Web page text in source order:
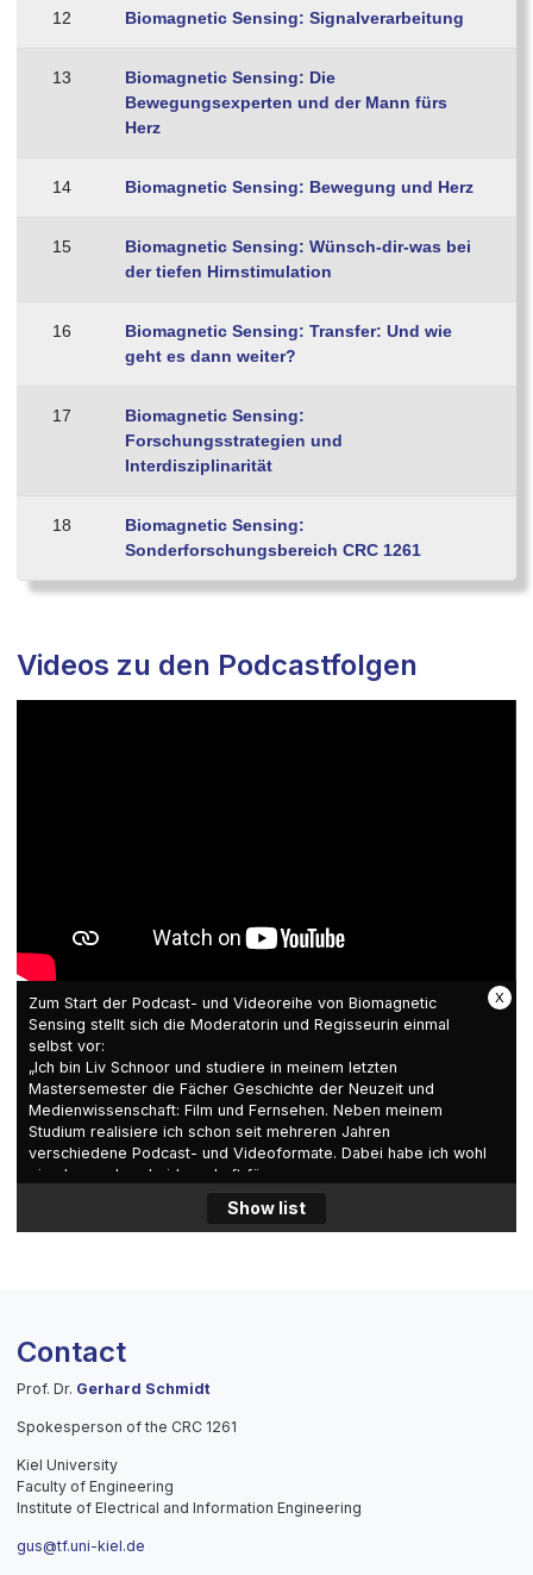
12 Biomagnetic Sensing: Signalverarbeitung
13
Biomagnetic Sensing: Die
Bewegungsexperten und der Mann fürs
Herz
14 Biomagnetic Sensing: Bewegung und Herz
15
Biomagnetic Sensing: Wünsch-dir-was bei
der tiefen Hirnstimulation
16
Biomagnetic Sensing: Transfer: Und wie
geht es dann weiter?
17
Biomagnetic Sensing:
Forschungsstrategien und
Interdisziplinarität
18
Biomagnetic Sensing:
Sonderforschungsbereich CRC 1261
Videos zu den Podcastfolgen
X
Zum Start der Podcast- und Videoreihe von Biomagnetic
Sensing stellt sich die Moderatorin und Regisseurin einmal
selbst vor:
„Ich bin Liv Schnoor und studiere in meinem letzten
Mastersemester die Fächer Geschichte der Neuzeit und
Medienwissenschaft: Film und Fernsehen. Neben meinem
Studium realisiere ich schon seit mehreren Jahren
verschiedene Podcast- und Videoformate. Dabei habe ich wohl
eine besondere Leidenschaft für
Wissenschaftskommunikationsformate entwickelt und freue
mich, euch mit dem Sonderforschungsbereich auf eine
Show list
Contact
Prof. Dr. Gerhard Schmidt
Spokesperson of the CRC 1261
Kiel University
Faculty of Engineering
Institute of Electrical and Information Engineering
gus@tf.uni-kiel.de